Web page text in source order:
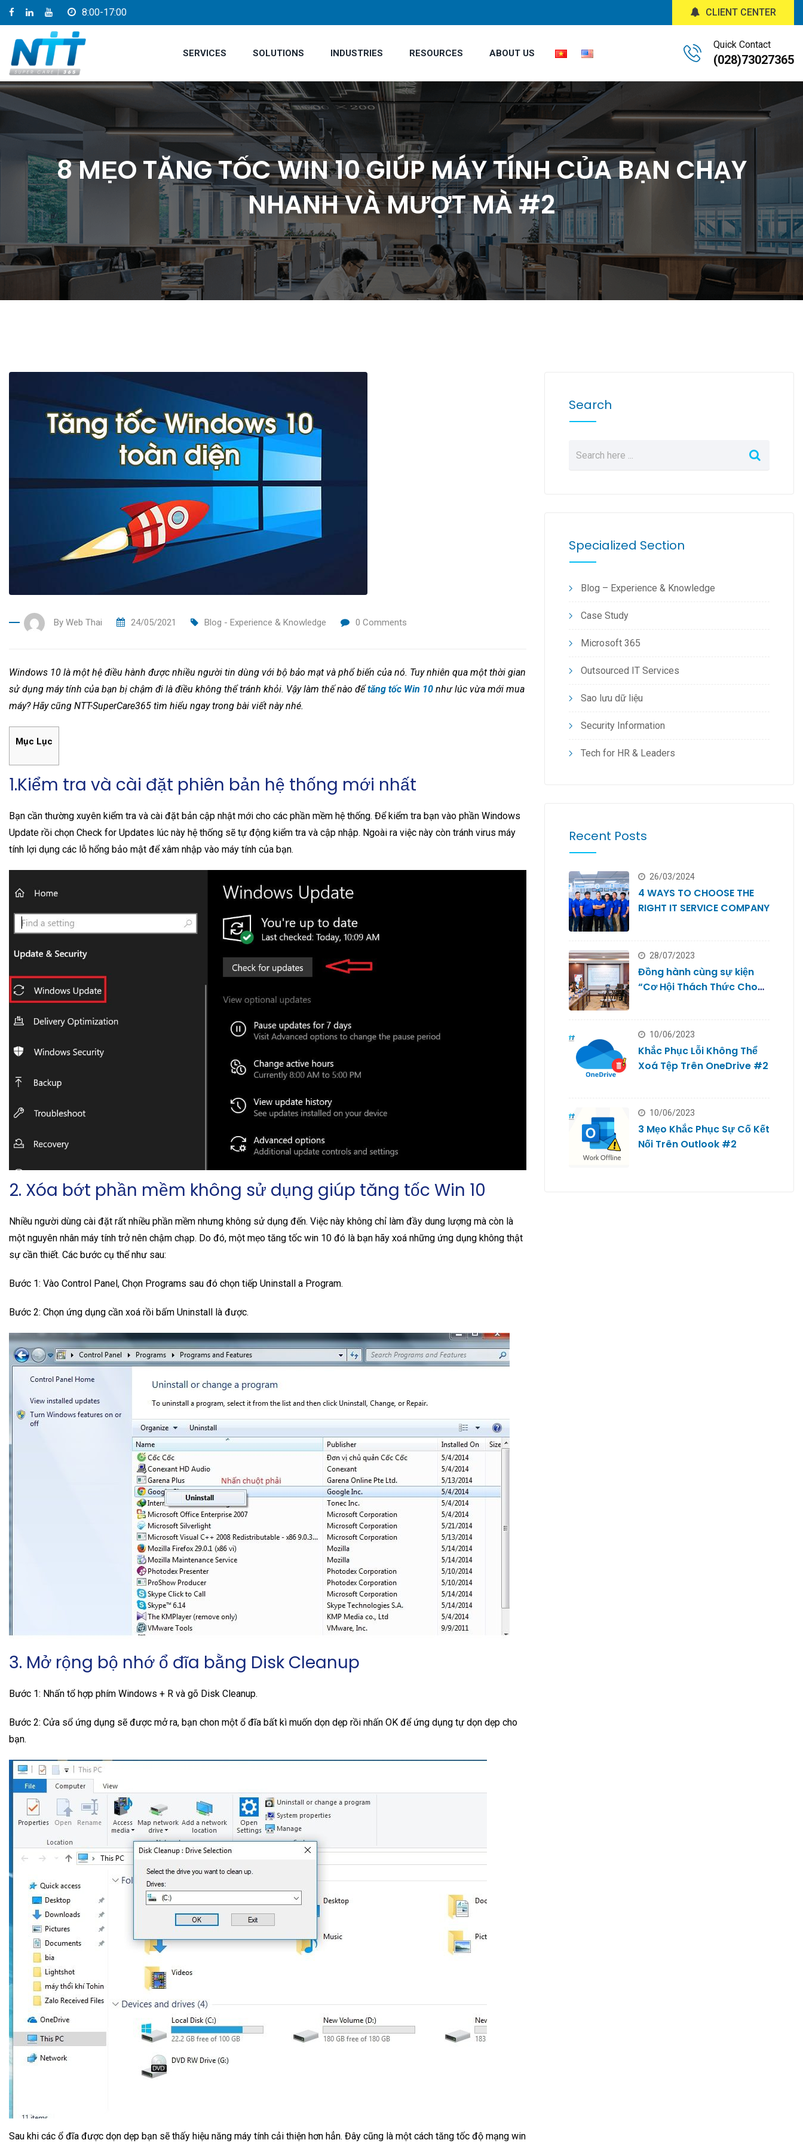
8:00-17:00 CLIENT CENTER
SERVICES SOLUTIONS INDUSTRIES RESOURCES ABOUT US
Quick Contact
(028)73027365
8 MẸO TĂNG TỐC WIN 10 GIÚP MÁY TÍNH CỦA BẠN CHẠY
NHANH VÀ MƯỢT MÀ #2
By Web Thai 24/05/2021 Blog - Experience & Knowledge 0 Comments
Windows 10 là một hệ điều hành được nhiều người tin dùng với bộ bảo mạt và phổ biến của nó. Tuy nhiên qua một thời gian
sử dụng máy tính của bạn bị chậm đi là điều không thể tránh khỏi. Vậy làm thế nào đểtăng tốc Win 10 như lúc vừa mới mua
máy? Hãy cũng NTT-SuperCare365 tìm hiểu ngay trong bài viết này nhé.
Mục Lục
1.Kiểm tra và cài đặt phiên bản hệ thống mới nhất
Bạn cần thường xuyên kiểm tra và cài đặt bản cập nhật mới cho các phần mềm hệ thống. Để kiểm tra bạn vào phần Windows
Update rồi chọn Check for Updates lúc này hệ thống sẽ tự động kiểm tra và cập nhập. Ngoài ra việc này còn tránh virus máy
tính lợi dụng các lỗ hổng bảo mật để xâm nhập vào máy tính của bạn.
2. Xóa bớt phần mềm không sử dụng giúp tăng tốc Win 10
Nhiều người dùng cài đặt rất nhiều phần mềm nhưng không sử dụng đến. Việc này không chỉ làm đầy dung lượng mà còn là
một nguyên nhân máy tính trở nên chậm chạp. Do đó, một mẹo tăng tốc win 10 đó là bạn hãy xoá những ứng dụng không thật
sự cần thiết. Các bước cụ thể như sau:
Bước 1: Vào Control Panel, Chọn Programs sau đó chọn tiếp Uninstall a Program.
Bước 2: Chọn ứng dụng cần xoá rồi bấm Uninstall là được.
3. Mở rộng bộ nhớ ổ đĩa bằng Disk Cleanup
Bước 1: Nhấn tổ hợp phím Windows + R và gõ Disk Cleanup.
Bước 2: Cửa sổ ứng dụng sẽ được mở ra, bạn chon một ổ đĩa bất kì muốn dọn dẹp rồi nhấn OK để ứng dụng tự dọn dẹp cho
bạn.
Sau khi các ổ đĩa được dọn dẹp bạn sẽ thấy hiệu năng máy tính cải thiện hơn hẳn. Đây cũng là một cách tăng tốc độ mạng win
Search
Specialized Section
Blog – Experience & Knowledge
Case Study
Microsoft 365
Outsourced IT Services
Sao lưu dữ liệu
Security Information
Tech for HR & Leaders
Recent Posts
26/03/2024
4 WAYS TO CHOOSE THE
RIGHT IT SERVICE COMPANY
28/07/2023
Đồng hành cùng sự kiện
“Cơ Hội Thách Thức Cho
10/06/2023
Khắc Phục Lỗi Không Thể
Xoá Tệp Trên OneDrive #2
10/06/2023
3 Mẹo Khắc Phục Sự Cố Kết
Nối Trên Outlook #2